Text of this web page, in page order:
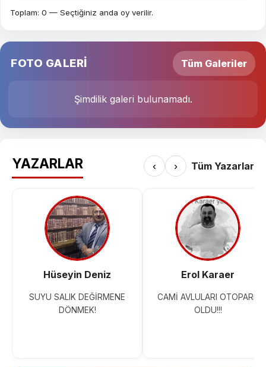
Toplam: 0 — Seçtiğiniz anda oy verilir.
FOTO GALERİ Tüm Galeriler
Şimdilik galeri bulunamadı.
YAZARLAR ‹ › Tüm Yazarlar
Hüseyin Deniz
SUYU SALIK DEĞİRMENE
DÖNMEK!
Erol Karaer
CAMİ AVLULARI OTOPARK
OLDU!!!